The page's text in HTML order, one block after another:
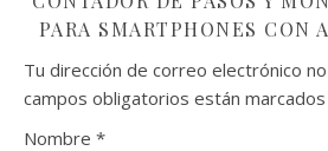
PARA SMARTPHONES CON
Tu dirección de correo electrónico
campos obligatorios están marcados
Nombre *